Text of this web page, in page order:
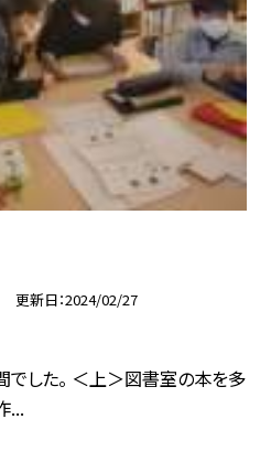
更新日 2024/02/27
した。 ＜上＞図書室の本を多
...